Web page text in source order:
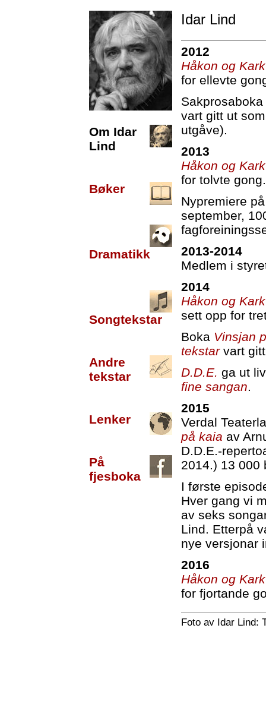
Om Idar
Lind
Bøker
Dramatikk
Songtekstar
Andre
tekstar
Lenker
På
fjesboka
Idar Lind
2012
Håkon og Kark
for ellevte
Sakprosaboka
vart gitt ut
utgåve).
2013
Håkon og Kark
for tolvte gong.
Nypremiere
september,
2013-2014
Medlem i
2014
Håkon og Kark
sett opp for
Boka Vinsjan
tekstarvart
D.D.E. ga ut
fine sangan.
2015
Verdal
på kaia av
D.D.E.-
2014.) 13 000
I første
Hver gang vi
av seks
Lind. Etterpå
nye versjonar
2016
Håkon og Kark
for fjortande
Foto av Idar Lind: